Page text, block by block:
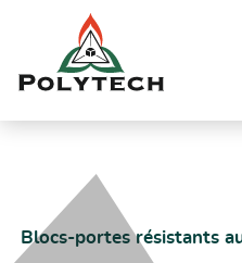
contenu
grandes dimensions sur pivots
Blocs-portes résistants